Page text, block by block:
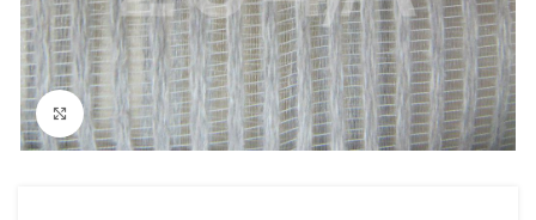
Нажмите, чтобы увеличить